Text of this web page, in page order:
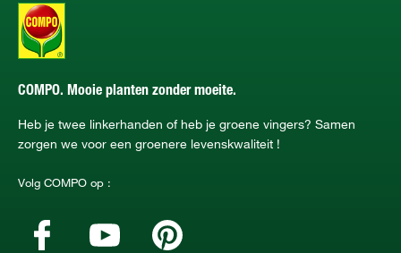
COMPO. Mooie planten zonder moeite.
Heb je twee linkerhanden of heb je groene vingers? Samen
zorgen we voor een groenere levenskwaliteit !
Volg COMPO op :